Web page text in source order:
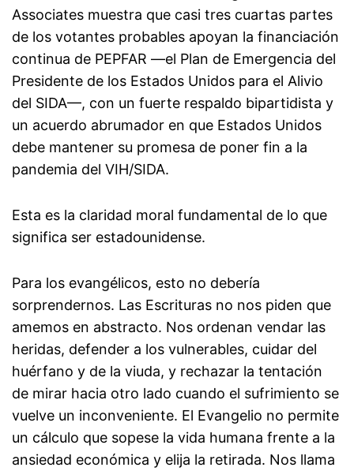
Associates muestra que casi tres cuartas partes
de los votantes probables apoyan la financiación
continua de PEPFAR —el Plan de Emergencia del
Presidente de los Estados Unidos para el Alivio
del SIDA—, con un fuerte respaldo bipartidista y
un acuerdo abrumador en que Estados Unidos
debe mantener su promesa de poner fin a la
pandemia del VIH/SIDA.
Esta es la claridad moral fundamental de lo que
significa ser estadounidense.
Para los evangélicos, esto no debería
sorprendernos. Las Escrituras no nos piden que
amemos en abstracto. Nos ordenan vendar las
heridas, defender a los vulnerables, cuidar del
huérfano y de la viuda, y rechazar la tentación
de mirar hacia otro lado cuando el sufrimiento se
vuelve un inconveniente. El Evangelio no permite
un cálculo que sopese la vida humana frente a la
ansiedad económica y elija la retirada. Nos llama